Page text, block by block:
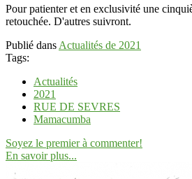
Pour patienter et en exclusivité une
retouchée. D'autres suivront.
Publié dans Actualités de 2021
Tags:
Actualités
2021
RUE DE SEVRES
Mamacumba
Soyez le premier à commenter!
En savoir plus...